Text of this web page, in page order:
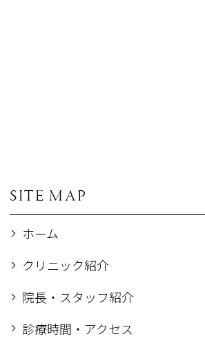
SITE MAP
ホーム
クリニック紹介
院長・スタッフ紹介
診療時間・アクセス